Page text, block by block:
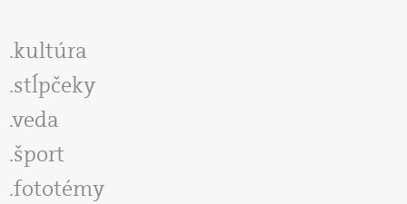
kultúra
stĺpčeky
veda
šport
fototémy